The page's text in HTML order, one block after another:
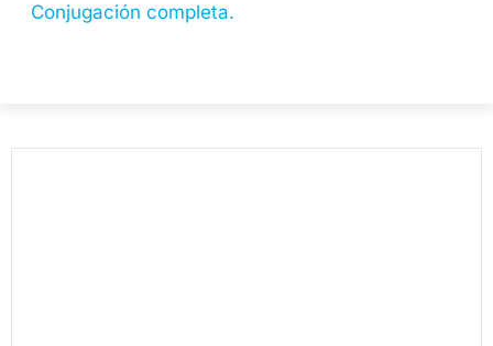
Conjugación completa.